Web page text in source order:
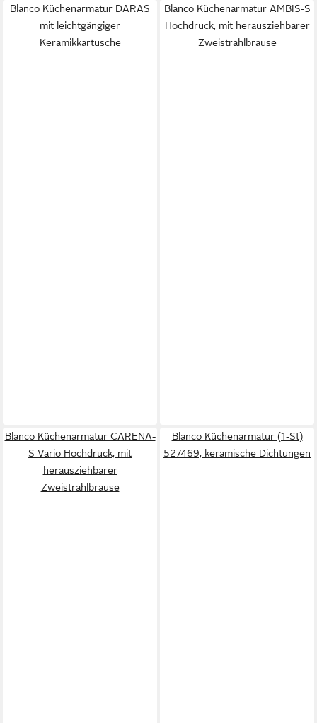
Blanco Küchenarmatur DARAS
mit leichtgängiger
Keramikkartusche
Blanco Küchenarmatur AMBIS-S
Hochdruck, mit herausziehbarer
Zweistrahlbrause
Blanco Küchenarmatur CARENA-
S Vario Hochdruck, mit
herausziehbarer
Zweistrahlbrause
Blanco Küchenarmatur (1-St)
527469, keramische Dichtungen